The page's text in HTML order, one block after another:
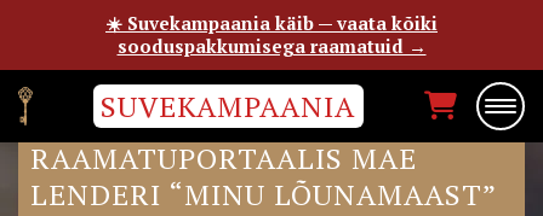
SUVEKAMPAANIA
EPP PETRONE POSTIMEHE
RAAMATUPORTAALIS MAE
LENDERI “MINU LÕUNAMAAST”
☀️ Suvekampaania käib — vaata kõiki
sooduspakkumisega raamatuid →